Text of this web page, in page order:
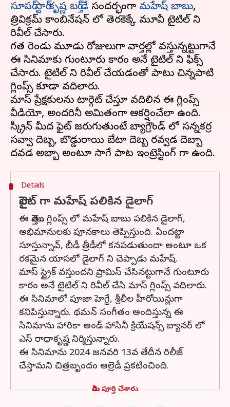
సూపర్ స్టార్ కృష్ణ బర్త్ డే సందర్భంగా మహేష్ బాబు,
త్రివిక్రమ్ కాంబినేషన్ లో తెరకెక్కే మూవీ టైటిల్ ని
రివీల్ చేసారు.
గత రెండు మూడు రోజులుగా వార్తల్లో వస్తున్నట్టుగానే
ఈ సినిమాకు గుంటూరు కారం అనే టైటిల్ ని ఫిక్స్
చేసారు. టైటిల్ ని రివీల్ చేయడంతో పాటు చిన్నపాటి
గ్లింప్స్ కూడా వదిలారు.
మాస్ ప్రేక్షకులను టార్గెట్ చేస్తూ వదిలిన ఈ గ్లింప్స్
వీడియో, అందరినీ అమితంగా ఆకర్షించేలా ఉంది.
స్క్రీన్ మీద ఫైట్ జరుగుతుంటే బ్యాగ్రౌండ్ లో సన్నకర్ర
సవ్వా దెబ్బ, బొడ్డురాయి బేటా దెబ్బ రవ్వడ దెబ్బా
Details
హైలైట్ గా మహేష్ పలికిన డైలాగ్
ఈ మొత్తం గ్లింప్స్ లో మహేష్ బాబు పలికిన డైలాగ్,
అభిమానులకు పూనకాలు తెప్పిస్తుంది. ఏందట్టా
సూస్తున్నావ్, బీడీ త్రీడీలో కనపడుతుందా అంటూ ఒక
రకమైన యాసలో డైలాగ్ ని చెప్పాడు మహేష్.
మాస్ స్ట్రైక్ వస్తుందని ప్రామిస్ చేసినట్టుగానే గుంటూరు
కారం అనే టైటిల్ ని రివీల్ చేసి మాస్ గ్లింప్స్ వదిలారు.
ఈ సినిమాలో పూజా హెగ్డే, శ్రీలీల హీరోయిన్లుగా
కనిపిస్తున్నారు. థమన్ సంగీతం అందిస్తున్న ఈ
సినిమాను హారికా అండ్ హాసినీ క్రియేషన్స్ బ్యానర్ లో
ఎస్ రాధాకృష్ణ నిర్మిస్తున్నారు.
ఈ సినిమాను 2024 జనవరి 13వ తేదీన రిలీజ్
చేస్తామని చిత్రబృందం ఆల్రెడీ ప్రకటించింది.
మీరు పూర్తి చేశారు